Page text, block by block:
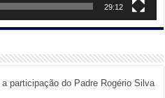
29:12
participação do Padre Rogério Silva